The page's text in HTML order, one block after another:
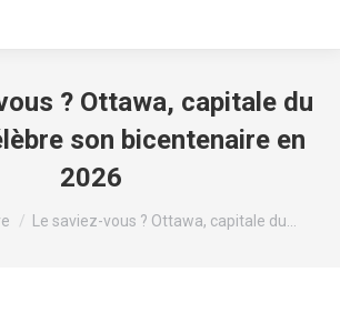
? Ottawa, capitale du
son bicentenaire en
2026
Le saviez-vous ? Ottawa, capitale du…